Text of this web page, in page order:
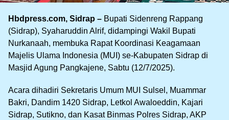
Hbdpress.com, Sidrap – Bupati Sidenreng Rappang
(Sidrap), Syaharuddin Alrif, didampingi Wakil Bupati
Nurkanaah, membuka Rapat Koordinasi Keagamaan
Majelis Ulama Indonesia (MUI) se-Kabupaten Sidrap di
Masjid Agung Pangkajene, Sabtu (12/7/2025).
Acara dihadiri Sekretaris Umum MUI Sulsel, Muammar
Bakri, Dandim 1420 Sidrap, Letkol Awaloeddin, Kajari
Sidrap, Sutikno, dan Kasat Binmas Polres Sidrap, AKP